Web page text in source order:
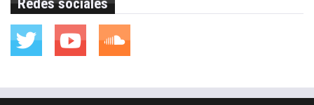
Redes sociales